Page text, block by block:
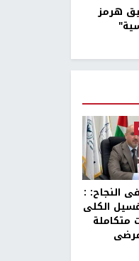
هرمز
النجاح: :
الكلى
متكاملة